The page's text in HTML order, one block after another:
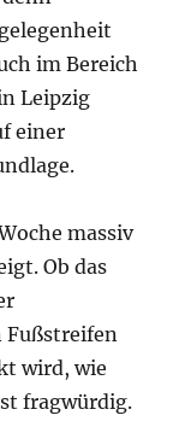
im Bereich
Leipzig
einer
massiv
Ob das
wird, wie
fragwürdig.